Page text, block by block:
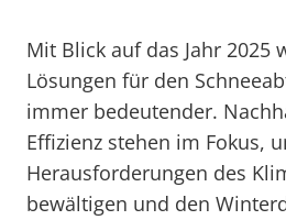
Mit Blick auf das Jahr 2025
Lösungen für den
immer bedeutender.
Effizienz stehen im Fokus,
Herausforderungen des
bewältigen und den